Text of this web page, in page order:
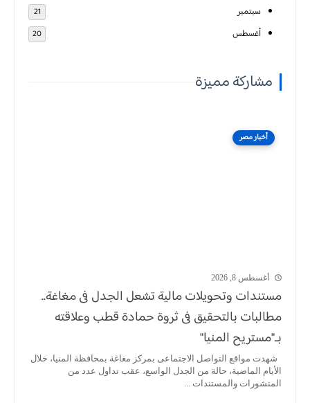
سبتمبر 21
أغسطس 20
مشاركة مميزة
أخبار مصر
أغسطس 8, 2026
مستندات وتحويلات مالية تشعل الجدل فى مغاغة..
مطالبات بالتحقيق فى ثروة حمادة قطب وعلاقته
بـ"مستريح المنيا"
شهدت مواقع التواصل الاجتماعى بمركز مغاغة بمحافظة المنيا، خلال
الأيام الماضية، حالة من الجدل الواسع، عقب تداول عدد من
المنشورات والمستندات ...